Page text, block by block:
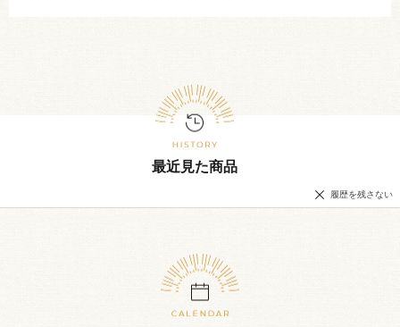
最近見た商品
履歴を残さない